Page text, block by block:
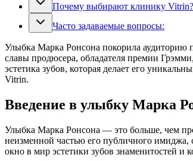
Почему выбирают клинику Vitrin?
Часто задаваемые вопросы:
Улыбка Марка Ронсона покорила аудиторию
славы продюсера, обладателя премии
эстетика зубов, которая делает его
Vitrin.
Введение в улыбку Марка
Улыбка Марка Ронсона — это больше, чем
неизменной частью его публичного имиджа,
окно в мир эстетики зубов знаменитостей и